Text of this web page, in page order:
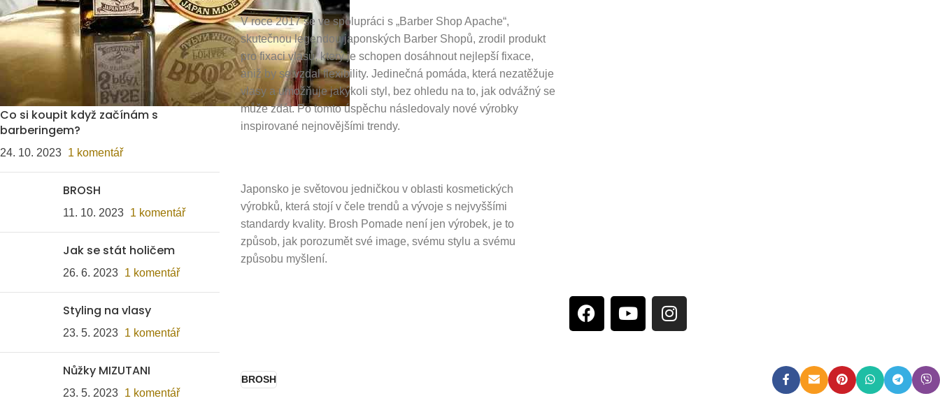
Vousy(2)
WAHL(1)
POSLEDNÍ PŘÍSPĚVKY
Co si koupit když začínám s
barberingem?
24. 10. 2023 1 komentář
BROSH
11. 10. 2023 1 komentář
Jak se stát holičem
26. 6. 2023 1 komentář
Styling na vlasy
23. 5. 2023 1 komentář
Nůžky MIZUTANI
23. 5. 2023 1 komentář
V roce 2017 se ve spolupráci s „Barber Shop Apache“,
skutečnou legendou japonských Barber Shopů, zrodil produkt
pro fixaci vlasů, který je schopen dosáhnout nejlepší fixace,
aniž by se vzdal flexibility. Jedinečná pomáda, která nezatěžuje
vlasy a umožňuje jakýkoli styl, bez ohledu na to, jak odvážný se
může zdát. Po tomto úspěchu následovaly nové výrobky
inspirované nejnovějšími trendy.
Japonsko je světovou jedničkou v oblasti kosmetických
výrobků, která stojí v čele trendů a vývoje s nejvyššími
standardy kvality. Brosh Pomade není jen výrobek, je to
způsob, jak porozumět své image, svému stylu a svému
způsobu myšlení.
BROSH